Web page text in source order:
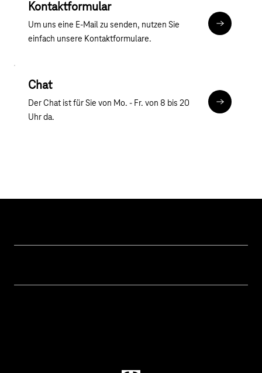
Kontaktformular
Um uns eine E-Mail zu senden, nutzen Sie
einfach unsere Kontaktformulare.
Chat
Der Chat ist für Sie von Mo. - Fr. von 8 bis 20
Uhr da.
Chat